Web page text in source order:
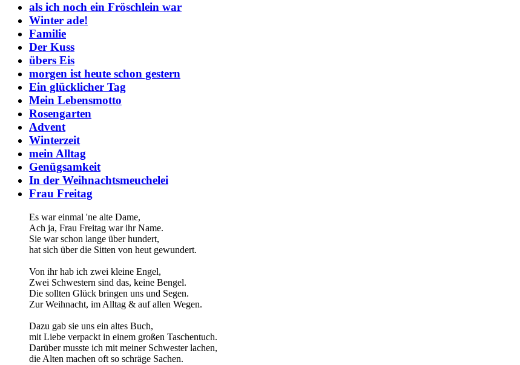
als ich noch ein Fröschlein war
Winter ade!
Familie
Der Kuss
übers Eis
morgen ist heute schon gestern
Ein glücklicher Tag
Mein Lebensmotto
Rosengarten
Advent
Winterzeit
mein Alltag
Genügsamkeit
In der Weihnachtsmeuchelei
Frau Freitag
Es war einmal 'ne alte Dame,
Ach ja, Frau Freitag war ihr Name.
Sie war schon lange über hundert,
hat sich über die Sitten von heut gewundert.
Von ihr hab ich zwei kleine Engel,
Zwei Schwestern sind das, keine Bengel.
Die sollten Glück bringen uns und Segen.
Zur Weihnacht, im Alltag & auf allen Wegen.
Dazu gab sie uns ein altes Buch,
mit Liebe verpackt in einem großen Taschentuch.
Darüber musste ich mit meiner Schwester lachen,
die Alten machen oft so schräge Sachen.